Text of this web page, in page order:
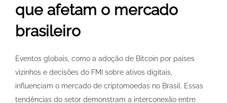
que afetam o mercado
brasileiro
Eventos globais, como a adoção de Bitcoin por países
vizinhos e decisões do FMI sobre ativos digitais,
influenciam o mercado de criptomoedas no Brasil. Essas
tendências do setor demonstram a interconexão entre